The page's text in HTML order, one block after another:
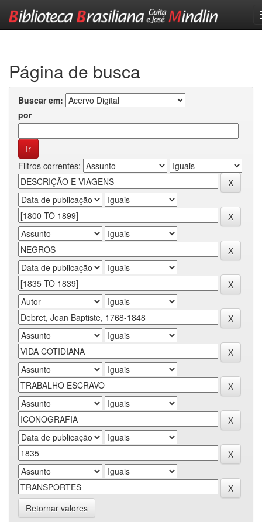
Página de busca
Buscar em:
por
Filtros correntes:
Retornar valores